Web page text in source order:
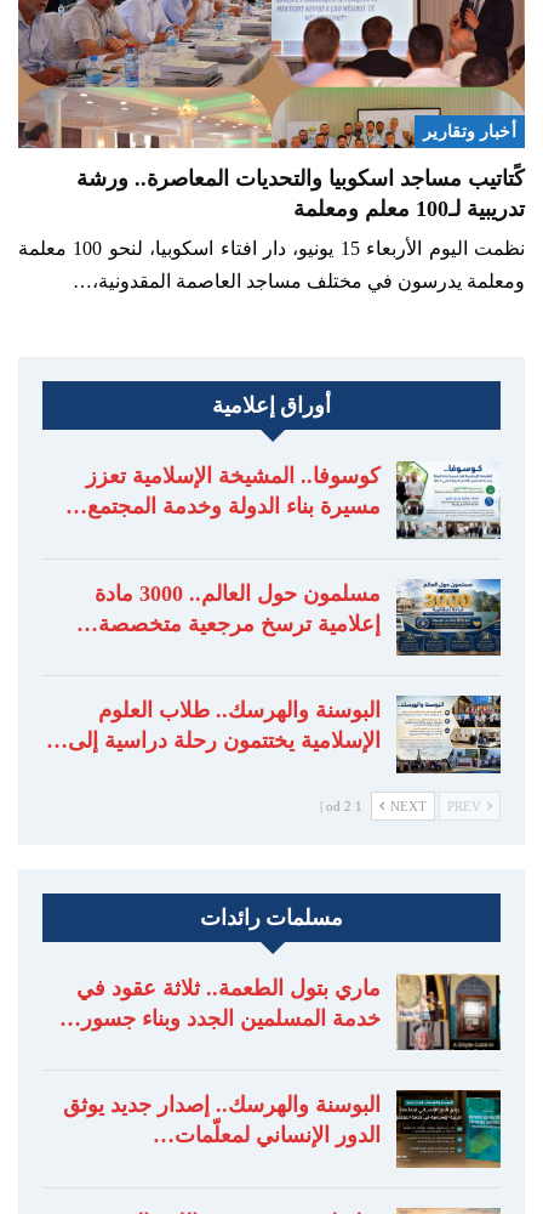
أخبار وتقارير
كًتاتيب مساجد اسكوبيا والتحديات المعاصرة.. ورشة
تدريبية لـ100 معلم ومعلمة
نظمت اليوم الأربعاء 15 يونيو، دار افتاء اسكوبيا، لنحو 100 معلمة
ومعلمة يدرسون في مختلف مساجد العاصمة المقدونية،…
أوراق إعلامية
كوسوفا.. المشيخة الإسلامية تعزز
مسيرة بناء الدولة وخدمة المجتمع…
مسلمون حول العالم.. 3000 مادة
إعلامية ترسخ مرجعية متخصصة…
البوسنة والهرسك.. طلاب العلوم
الإسلامية يختتمون رحلة دراسية إلى…
NEXT
1 od 2 |
مسلمات رائدات
ماري بتول الطعمة.. ثلاثة عقود في
خدمة المسلمين الجدد وبناء جسور…
البوسنة والهرسك.. إصدار جديد يوثق
الدور الإنساني لمعلّمات…